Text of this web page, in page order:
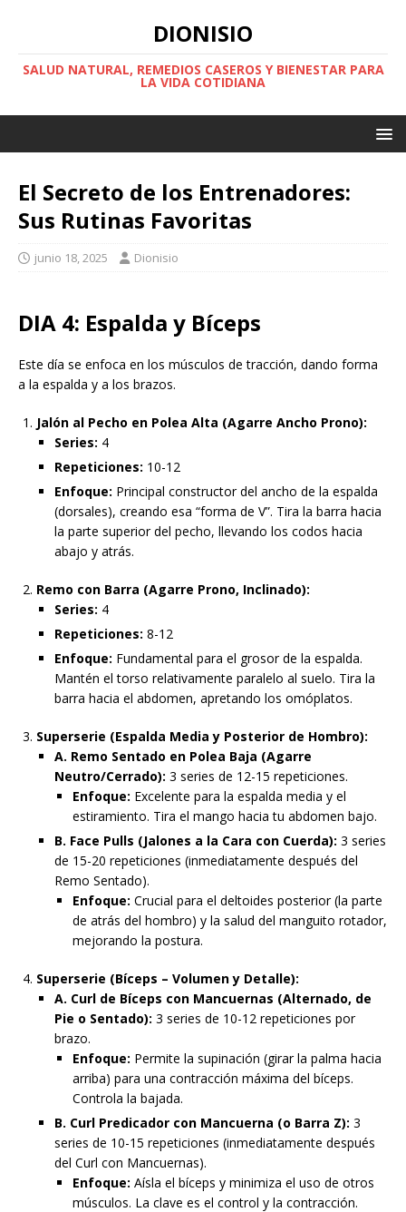
DIONISIO
SALUD NATURAL, REMEDIOS CASEROS Y BIENESTAR PARA
LA VIDA COTIDIANA
El Secreto de los Entrenadores:
Sus Rutinas Favoritas
junio 18, 2025 Dionisio
DIA 4: Espalda y Bíceps
Este día se enfoca en los músculos de tracción, dando forma
a la espalda y a los brazos.
Jalón al Pecho en Polea Alta (Agarre Ancho Prono):
Series: 4
Repeticiones: 10-12
Enfoque: Principal constructor del ancho de la espalda
(dorsales), creando esa “forma de V”. Tira la barra hacia
la parte superior del pecho, llevando los codos hacia
abajo y atrás.
Remo con Barra (Agarre Prono, Inclinado):
Series: 4
Repeticiones: 8-12
Enfoque: Fundamental para el grosor de la espalda.
Mantén el torso relativamente paralelo al suelo. Tira la
barra hacia el abdomen, apretando los omóplatos.
Superserie (Espalda Media y Posterior de Hombro):
A. Remo Sentado en Polea Baja (Agarre
Neutro/Cerrado): 3 series de 12-15 repeticiones.
Enfoque: Excelente para la espalda media y el
estiramiento. Tira el mango hacia tu abdomen bajo.
B. Face Pulls (Jalones a la Cara con Cuerda): 3 series
de 15-20 repeticiones (inmediatamente después del
Remo Sentado).
Enfoque: Crucial para el deltoides posterior (la parte
de atrás del hombro) y la salud del manguito rotador,
mejorando la postura.
Superserie (Bíceps – Volumen y Detalle):
A. Curl de Bíceps con Mancuernas (Alternado, de
Pie o Sentado): 3 series de 10-12 repeticiones por
brazo.
Enfoque: Permite la supinación (girar la palma hacia
arriba) para una contracción máxima del bíceps.
Controla la bajada.
B. Curl Predicador con Mancuerna (o Barra Z): 3
series de 10-15 repeticiones (inmediatamente después
del Curl con Mancuernas).
Enfoque: Aísla el bíceps y minimiza el uso de otros
músculos. La clave es el control y la contracción.